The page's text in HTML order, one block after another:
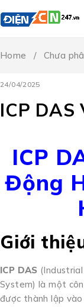
Home / Chưa
24/04/2025
ICP
ICP
Động
Giới
ICP DAS
System) là một
được thành lập